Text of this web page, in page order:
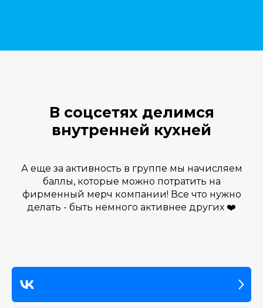
6 серия
серия
серия
11
15 серия
В соцсетях делимся
внутренней кухней
А еще за активность в группе мы начисляем
баллы, которые можно потратить на
фирменный мерч компании! Все что нужно
делать - быть немного активнее других ❤️